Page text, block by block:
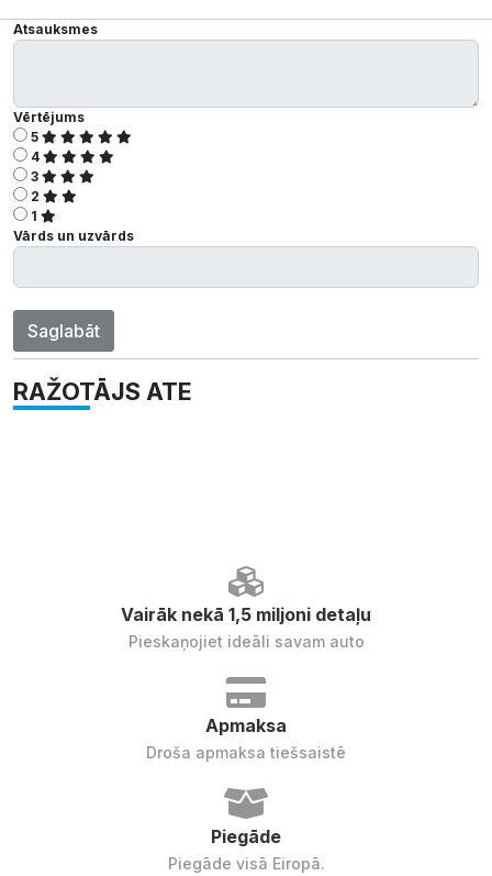
Atsauksmes
Vērtējums
5
4
3
2
1
Vārds un uzvārds
Saglabāt
RAŽOTĀJS ATE
Vairāk nekā 1,5 miljoni detaļu
Pieskaņojiet ideāli savam auto
Apmaksa
Droša apmaksa tiešsaistē
Piegāde
Piegāde visā Eiropā.